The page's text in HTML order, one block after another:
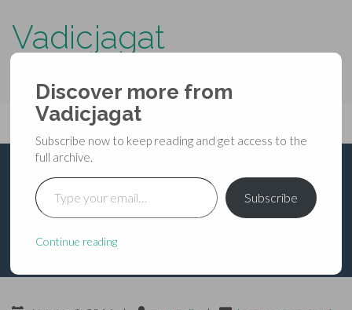
Vadicjagat
Primary
Menu
content
Vadicjagat
अग्रदास जी
Discover more from
Vadicjagat
Subscribe now to keep reading and get access to the
full archive.
Type your email…
Subscribe
Continue reading